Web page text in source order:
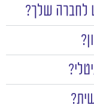
לחברה שלך?